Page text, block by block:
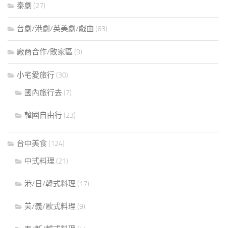
泰劇 (27)
台劇/港劇/英美劇/戲曲 (63)
廠商合作/敗家區 (9)
小宅愛旅行 (30)
國內旅行去 (7)
韓國自由行 (23)
台中美食 (124)
中式料理 (21)
港/日/韓式料理 (17)
美/義/歐式料理 (9)